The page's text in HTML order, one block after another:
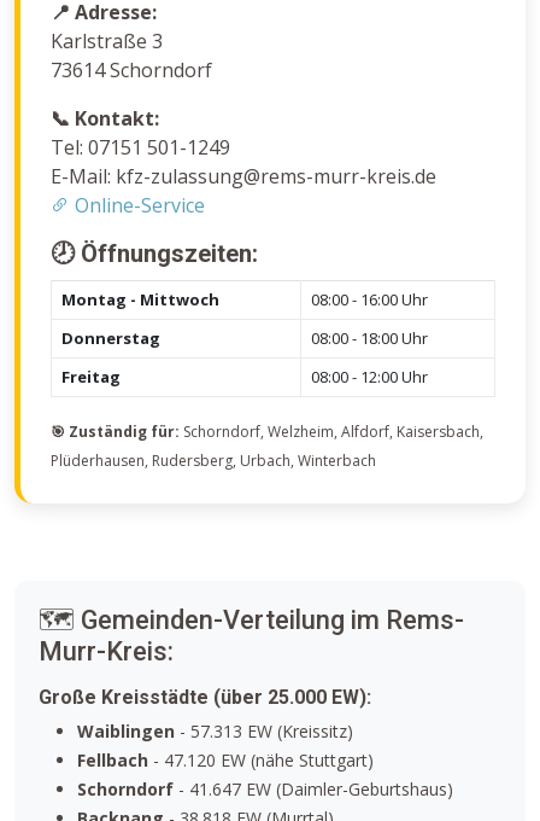
📍 Adresse:
Karlstraße 3
73614 Schorndorf
📞 Kontakt:
Tel: 07151 501-1249
E-Mail: kfz-zulassung@rems-murr-kreis.de
Online-Service
🕗 Öffnungszeiten:
Montag - Mittwoch
08:00 - 16:00 Uhr
Donnerstag
08:00 - 18:00 Uhr
Freitag
08:00 - 12:00 Uhr
🎯 Zuständig für: Schorndorf, Welzheim, Alfdorf, Kaisersbach,
Plüderhausen, Rudersberg, Urbach, Winterbach
🗺️ Gemeinden-Verteilung im Rems-
Murr-Kreis:
Große Kreisstädte (über 25.000 EW):
Waiblingen - 57.313 EW (Kreissitz)
Fellbach - 47.120 EW (nähe Stuttgart)
Schorndorf - 41.647 EW (Daimler-Geburtshaus)